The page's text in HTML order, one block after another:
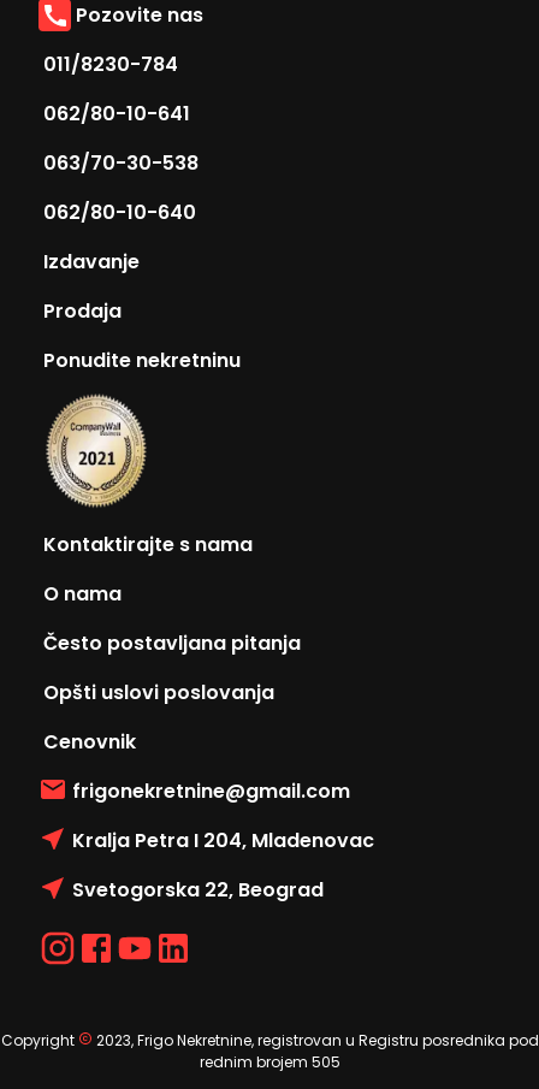
Pozovite nas
011/8230-784
062/80-10-641
063/70-30-538
062/80-10-640
Izdavanje
Prodaja
Ponudite nekretninu
Kontaktirajte s nama
O nama
Često postavljana pitanja
Opšti uslovi poslovanja
Cenovnik
frigonekretnine@gmail.com
Kralja Petra I 204, Mladenovac
Svetogorska 22, Beograd
Copyright
2023, Frigo Nekretnine, registrovan u Registru posrednika pod
rednim brojem 505